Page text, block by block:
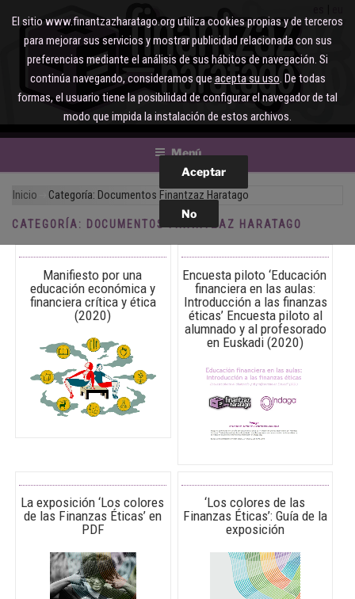
contenido
Menú
Inicio Categoría: Documentos Finantzaz Haratago
CATEGORÍA: DOCUMENTOS FINANTZAZ HARATAGO
Manifiesto por una
educación económica y
financiera crítica y ética
(2020)
Encuesta piloto ‘Educación
financiera en las aulas:
Introducción a las finanzas
éticas’ Encuesta piloto al
alumnado y al profesorado
en Euskadi (2020)
La exposición ‘Los colores
de las Finanzas Éticas’ en
PDF
‘Los colores de las
Finanzas Éticas’: Guía de la
exposición
El sitio www.finantzazharatago.org utiliza cookies propias y de terceros
para mejorar sus servicios y mostrar publicidad relacionada con sus
preferencias mediante el análisis de sus hábitos de navegación. Si
continúa navegando, consideramos queacepta su uso. De todas
formas, el usuario tiene la posibilidad de configurar el navegador de tal
modo que impida la instalación de estos archivos.